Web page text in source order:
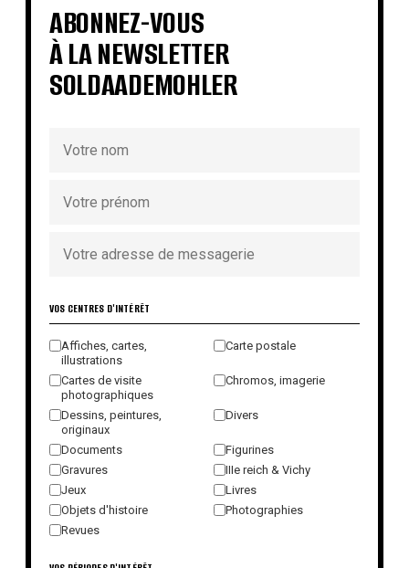
ABONNEZ-VOUS
À LA NEWSLETTER
SOLDAADEMOHLER
VOS CENTRES D'INTÉRÊT
Affiches, cartes,
illustrations
Carte postale
Cartes de visite
photographiques
Chromos, imagerie
Dessins, peintures,
originaux
Divers
Documents
Figurines
Gravures
IIIe reich & Vichy
Jeux
Livres
Objets d'histoire
Photographies
Revues